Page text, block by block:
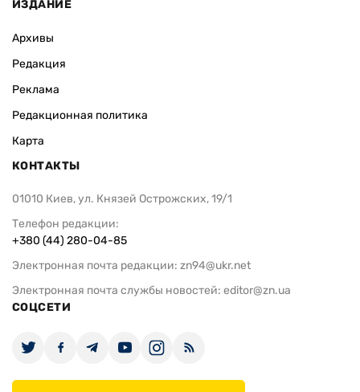
ИЗДАНИЕ
Архивы
Редакция
Реклама
Редакционная политика
Карта
КОНТАКТЫ
01010 Киев, ул. Князей Острожских, 19/1
Телефон редакции:
+380 (44) 280-04-85
Электронная почта редакции: zn94@ukr.net
Электронная почта службы новостей: editor@zn.ua
СОЦСЕТИ